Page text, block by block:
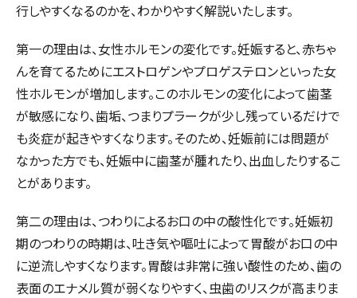
行しやすくなるのかを、わかりやすく解説いたします。
第一の理由は、女性ホルモンの変化です。妊娠すると、赤ちゃ
んを育てるためにエストロゲンやプロゲステロンといった女
性ホルモンが増加します。このホルモンの変化によって歯茎
が敏感になり、歯垢、つまりプラークが少し残っているだけで
も炎症が起きやすくなります。そのため、妊娠前には問題が
なかった方でも、妊娠中に歯茎が腫れたり、出血したりするこ
とがあります。
第二の理由は、つわりによるお口の中の酸性化です。妊娠初
期のつわりの時期は、吐き気や嘔吐によって胃酸がお口の中
に逆流しやすくなります。胃酸は非常に強い酸性のため、歯の
表面のエナメル質が弱くなりやすく、虫歯のリスクが高まりま